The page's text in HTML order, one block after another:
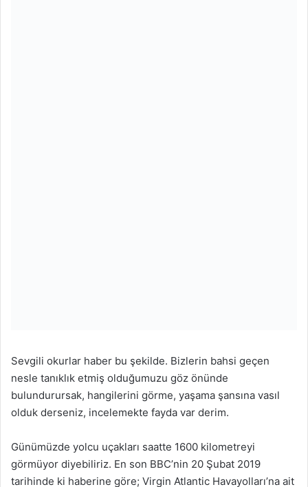
Sevgili okurlar haber bu şekilde. Bizlerin bahsi geçen
nesle tanıklık etmiş olduğumuzu göz önünde
bulundurursak, hangilerini görme, yaşama şansına vasıl
olduk derseniz, incelemekte fayda var derim.
Günümüzde yolcu uçakları saatte 1600 kilometreyi
görmüyor diyebiliriz. En son BBC’nin 20 Şubat 2019
tarihinde ki haberine göre; Virgin Atlantic Havayolları’na ait